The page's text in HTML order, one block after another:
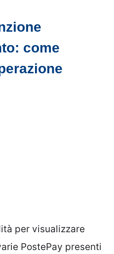
come
per visualizzare
PostePay presenti